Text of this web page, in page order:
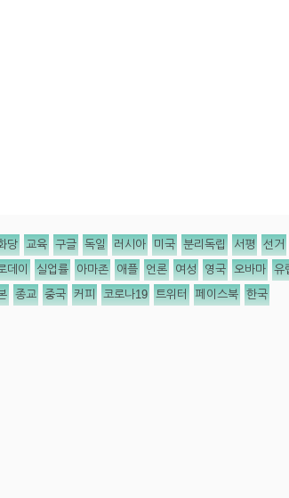
당 교육 구글 독일 러시아 미국 분리독립 서평 선거
데이 실업률 아마존 애플 언론 여성 영국 오바마 유
종교 중국 커피 코로나19 트위터 페이스북 한국